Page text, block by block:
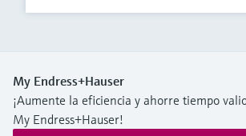
My Endress+Hauser
¡Aumente la eficiencia y ahorre tiempo
My Endress+Hauser!